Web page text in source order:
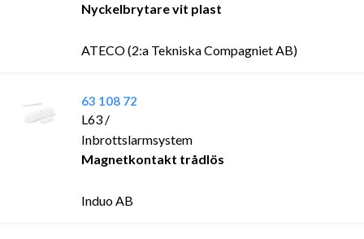
Nyckelbrytare vit plast
ATECO (2:a Tekniska Compagniet AB)
63 108 72
L63 /
Inbrottslarmsystem
Magnetkontakt trådlös
Induo AB